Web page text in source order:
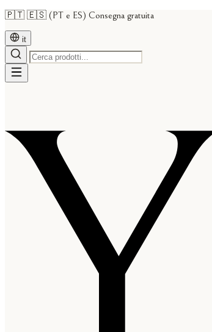
🇵🇹 🇪🇸 (PT e ES) Consegna gratuita
it